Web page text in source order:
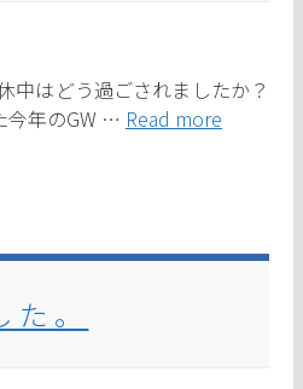
中はどう過ごされましたか？
今年のGW … Read more
。